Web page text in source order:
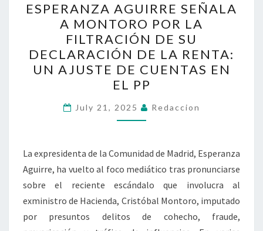
AGUIRRE
SEÑALA
A
MONTORO
POR
LA
FILTRACIÓN
DE
DECLARACIÓN
DE
LA
RENTA:
UN
ESPERANZA AGUIRRE SEÑALA
A MONTORO POR LA
FILTRACIÓN DE SU
DECLARACIÓN DE LA RENTA:
UN AJUSTE DE CUENTAS EN
EL PP
July 21, 2025 Redaccion
La expresidenta de la Comunidad de Madrid, Esperanza
Aguirre, ha vuelto al foco mediático tras pronunciarse
sobre el reciente escándalo que involucra al
exministro de Hacienda, Cristóbal Montoro, imputado
por presuntos delitos de cohecho, fraude,